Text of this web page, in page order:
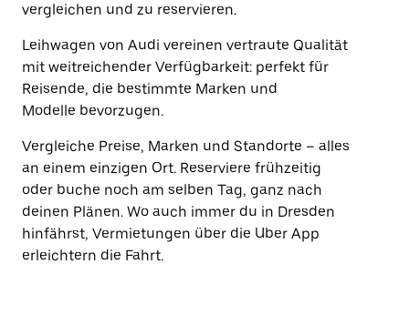
vergleichen und zu reservieren.
Leihwagen von Audi vereinen vertraute Qualität
mit weitreichender Verfügbarkeit: perfekt für
Reisende, die bestimmte Marken und
Modelle bevorzugen.
Vergleiche Preise, Marken und Standorte – alles
an einem einzigen Ort. Reserviere frühzeitig
oder buche noch am selben Tag, ganz nach
deinen Plänen. Wo auch immer du in Dresden
hinfährst, Vermietungen über die Uber App
erleichtern die Fahrt.